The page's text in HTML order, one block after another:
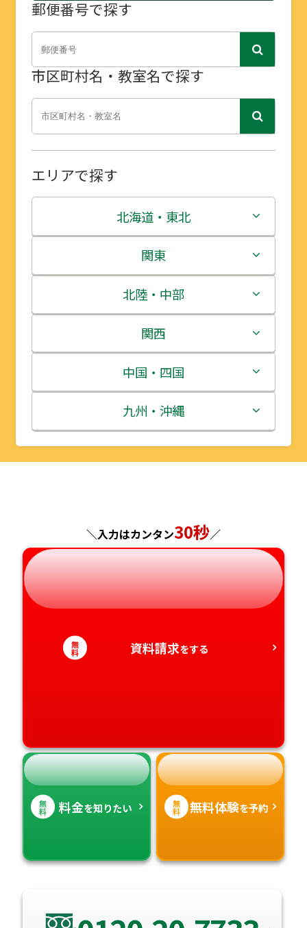
郵便番号で探す
市区町村名・教室名で探す
エリアで探す
北海道・東北
北海道
青森県
岩手県
宮城県
秋田県
山形県
関東
茨城県
栃木県
群馬県
埼玉県
千葉県
北陸・中部
新潟県
富山県
石川県
福井県
岐阜県
静岡県
関西
三重県
滋賀県
京都府
奈良県
和歌山県
中国・四国
鳥取県
島根県
山口県
徳島県
香川県
九州・沖縄
福岡県
熊本県
大分県
宮崎県
＼入力はカンタン30秒／
無
料 資料請求をする
無
料 料金を知りたい 無
料 無料体験を予約